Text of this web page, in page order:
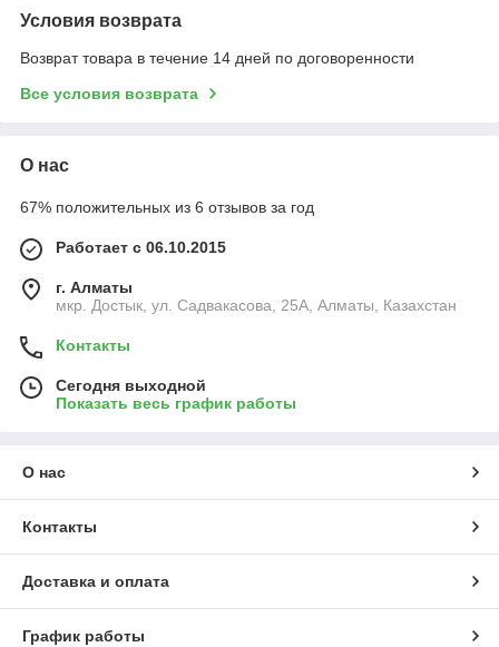
Условия возврата
Возврат товара в течение 14 дней по договоренности
Все условия возврата
О нас
67% положительных из 6 отзывов за год
Работает с 06.10.2015
г. Алматы
мкр. Достык, ул. Садвакасова, 25А, Алматы, Казахстан
Контакты
Сегодня выходной
Показать весь график работы
О нас
Контакты
Доставка и оплата
График работы